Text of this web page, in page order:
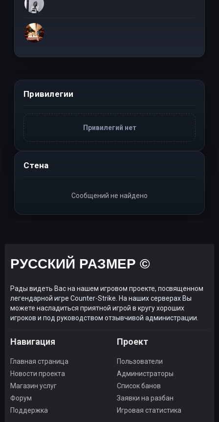
Привилегии
Привилегий нет
Стена
Сообщений не найдено
РУССКИЙ РАЗМЕР ©
Рады видеть Вас на нашем игровом проекте, посвященном
легендарной игре Counter-Strike. На наших серверах Вы
можете насладиться приятной игрой в кругу хороших
игроков и под руководством отзывчивой администрации.
Навигация
Главная страница
Новости проекта
Магазин услуг
Форум
Поддержка
Проект
Пользователи
Администраторы
Список банов
Заявки на разбан
Игровая статистика